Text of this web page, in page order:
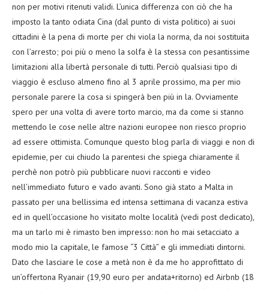
non per motivi ritenuti validi. L’unica differenza con ciò che ha
imposto la tanto odiata Cina (dal punto di vista politico) ai suoi
cittadini è la pena di morte per chi viola la norma, da noi sostituita
con l’arresto; poi più o meno la solfa è la stessa con pesantissime
limitazioni alla libertà personale di tutti. Perciò qualsiasi tipo di
viaggio è escluso almeno fino al 3 aprile prossimo, ma per mio
personale parere la cosa si spingerà ben più in la. Ovviamente
spero per una volta di avere torto marcio, ma da come si stanno
mettendo le cose nelle altre nazioni europee non riesco proprio
ad essere ottimista. Comunque questo blog parla di viaggi e non di
epidemie, per cui chiudo la parentesi che spiega chiaramente il
perchè non potrò più pubblicare nuovi racconti e video
nell’immediato futuro e vado avanti. Sono già stato a Malta in
passato per una bellissima ed intensa settimana di vacanza estiva
ed in quell’occasione ho visitato molte località (vedi post dedicato),
ma un tarlo mi è rimasto ben impresso: non ho mai setacciato a
modo mio la capitale, le famose “3 Città” e gli immediati dintorni.
Dato che lasciare le cose a metà non è da me ho approfittato di
un’offertona Ryanair (19,90 euro per andata+ritorno) ed Airbnb (18